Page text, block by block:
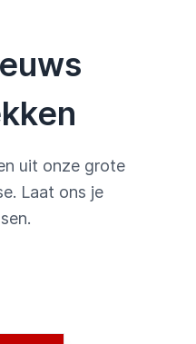
uit onze grote
Laat ons je